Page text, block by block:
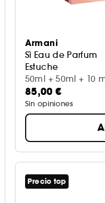
Armani
Sì Eau de Parfum
Estuche
50ml + 50ml + 10
85,00 €
Sin opiniones
Precio top